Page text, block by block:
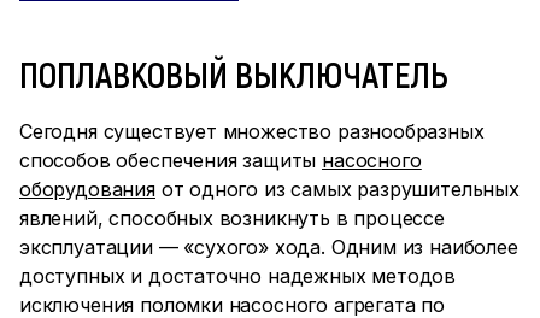
ПОПЛАВКОВЫЙ ВЫКЛЮЧАТЕЛЬ
Сегодня существует множество разнообразных
способов обеспечения защиты насосного
оборудованияот одного из самых разрушительных
явлений, способных возникнуть в процессе
эксплуатации — «сухого» хода. Одним из наиболее
доступных и достаточно надежных методов
исключения поломки насосного агрегата по